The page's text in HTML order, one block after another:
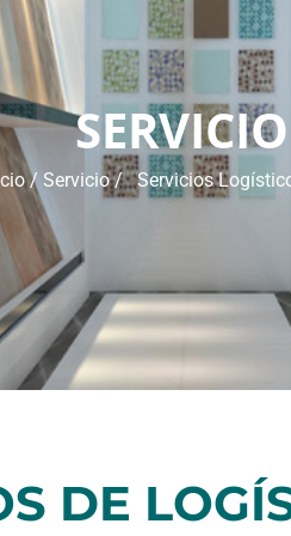
SERVICIO
/Servicio/ Servicios
DE